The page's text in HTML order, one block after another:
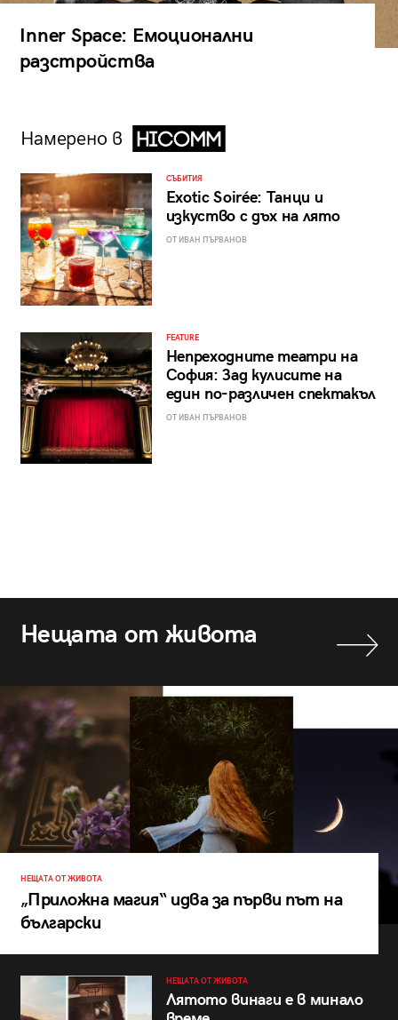
Inner Space: Емоционални
разстройства
Намерено в
СЪБИТИЯ
Exotic Soirée: Танци и
изкуство с дъх на лято
ОТ ИВАН ПЪРВАНОВ
FEATURE
Непреходните театри на
София: Зад кулисите на
един по-различен спектакъл
ОТ ИВАН ПЪРВАНОВ
Нещата от живота
НЕЩАТА ОТ ЖИВОТА
„Приложна магия“ идва за първи път на
български
НЕЩАТА ОТ ЖИВОТА
Лятото винаги е в минало